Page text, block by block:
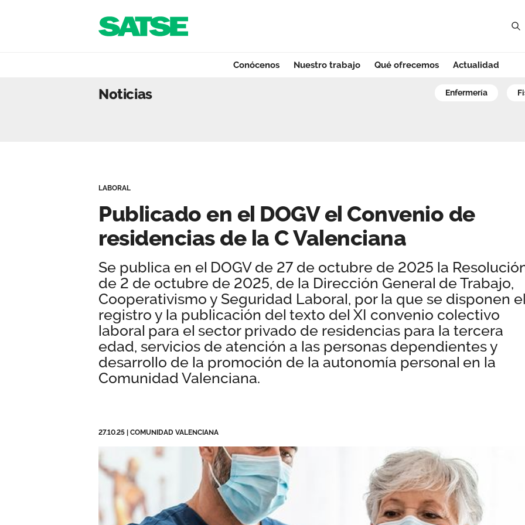
Navegación
Conócenos Nuestro trabajo Qué ofrecemos Actualidad
Qué ofrecemos
Publicado en el DOGV el
Noticias enfermería
LABORAL
Publicado en el DOGV el Convenio de
residencias de la C Valenciana
Se publica en el DOGV de 27 de octubre de 2025 la
de 2 de octubre de 2025, de la Dirección General de Trabajo,
Cooperativismo y Seguridad Laboral, por la que se disponen el
registro y la publicación del texto del XI convenio colectivo
laboral para el sector privado de residencias para la tercera
edad, servicios de atención a las personas dependientes y
desarrollo de la promoción de la autonomía personal en la
Comunidad Valenciana.
27.10.25 COMUNIDAD VALENCIANA